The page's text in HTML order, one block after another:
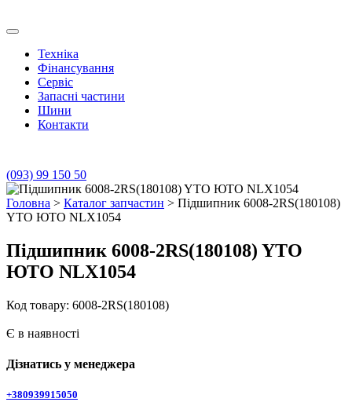
to
Техніка
Фінансування
Сервіс
Запасні частини
Шини
Контакти
(093) 99 150 50
Головна > Каталог запчастин > Підшипник 6008-2RS(180108)
YTO ЮТО NLX1054
Підшипник 6008-2RS(180108) YTO
ЮТО NLX1054
Код товару: 6008-2RS(180108)
Є в наявності
Дізнатись у менеджера
+380939915050